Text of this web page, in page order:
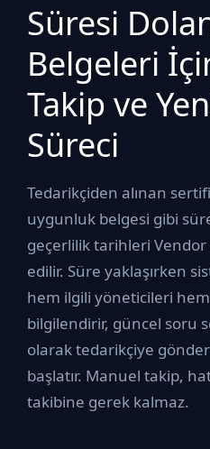
Süresi
Belgeleri
Takip ve
Süreci
Tedarikçiden alınan
uygunluk belgesi gibi
geçerlilik tarihleri
edilir. Süre yaklaşırken
hem ilgili yöneticileri
bilgilendirir, güncel soru
olarak tedarikçiye
başlatır. Manuel takip,
takibine gerek kalmaz.